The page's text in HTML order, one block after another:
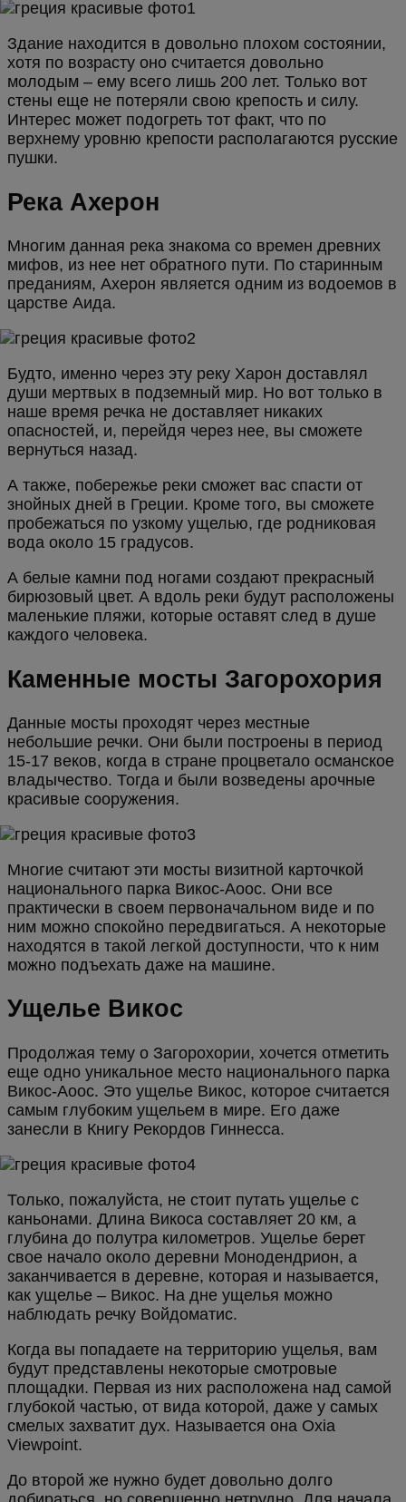
Здание находится в довольно плохом состоянии,
хотя по возрасту оно считается довольно
молодым – ему всего лишь 200 лет. Только вот
стены еще не потеряли свою крепость и силу.
Интерес может подогреть тот факт, что по
верхнему уровню крепости располагаются русские
пушки.
Река Ахерон
Многим данная река знакома со времен древних
мифов, из нее нет обратного пути. По старинным
преданиям, Ахерон является одним из водоемов в
царстве Аида.
Будто, именно через эту реку Харон доставлял
души мертвых в подземный мир. Но вот только в
наше время речка не доставляет никаких
опасностей, и, перейдя через нее, вы сможете
вернуться назад.
А также, побережье реки сможет вас спасти от
знойных дней в Греции. Кроме того, вы сможете
пробежаться по узкому ущелью, где родниковая
вода около 15 градусов.
А белые камни под ногами создают прекрасный
бирюзовый цвет. А вдоль реки будут расположены
маленькие пляжи, которые оставят след в душе
каждого человека.
Каменные мосты Загорохория
Данные мосты проходят через местные
небольшие речки. Они были построены в период
15-17 веков, когда в стране процветало османское
владычество. Тогда и были возведены арочные
красивые сооружения.
Многие считают эти мосты визитной карточкой
национального парка Викос-Аоос. Они все
практически в своем первоначальном виде и по
ним можно спокойно передвигаться. А некоторые
находятся в такой легкой доступности, что к ним
можно подъехать даже на машине.
Ущелье Викос
Продолжая тему о Загорохории, хочется отметить
еще одно уникальное место национального парка
Викос-Аоос. Это ущелье Викос, которое считается
самым глубоким ущельем в мире. Его даже
занесли в Книгу Рекордов Гиннесса.
Только, пожалуйста, не стоит путать ущелье с
каньонами. Длина Викоса составляет 20 км, а
глубина до полутра километров. Ущелье берет
свое начало около деревни Монодендрион, а
заканчивается в деревне, которая и называется,
как ущелье – Викос. На дне ущелья можно
наблюдать речку Войдоматис.
Когда вы попадаете на территорию ущелья, вам
будут представлены некоторые смотровые
площадки. Первая из них расположена над самой
глубокой частью, от вида которой, даже у самых
смелых захватит дух. Называется она Oxia
Viewpoint.
До второй же нужно будет довольно долго